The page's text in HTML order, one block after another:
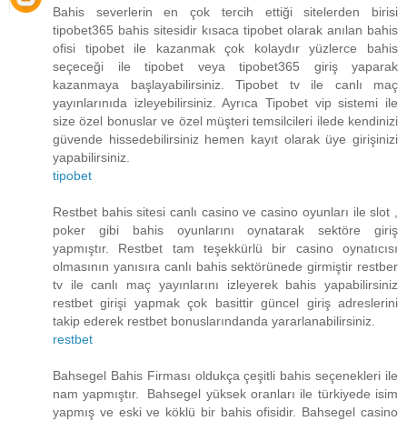
Bahis severlerin en çok tercih ettiği sitelerden birisi
tipobet365 bahis sitesidir kısaca tipobet olarak anılan bahis
ofisi tipobet ile kazanmak çok kolaydır yüzlerce bahis
seçeceği ile tipobet veya tipobet365 giriş yaparak
kazanmaya başlayabilirsiniz. Tipobet tv ile canlı maç
yayınlarınıda izleyebilirsiniz. Ayrıca Tipobet vip sistemi ile
size özel bonuslar ve özel müşteri temsilcileri ilede kendinizi
güvende hissedebilirsiniz hemen kayıt olarak üye girişinizi
yapabilirsiniz.
tipobet
Restbet bahis sitesi canlı casino ve casino oyunları ile slot ,
poker gibi bahis oyunlarını oynatarak sektöre giriş
yapmıştır. Restbet tam teşekkürlü bir casino oynatıcısı
olmasının yanısıra canlı bahis sektörünede girmiştir restber
tv ile canlı maç yayınlarını izleyerek bahis yapabilirsiniz
restbet girişi yapmak çok basittir güncel giriş adreslerini
takip ederek restbet bonuslarındanda yararlanabilirsiniz.
restbet
Bahsegel Bahis Firması oldukça çeşitli bahis seçenekleri ile
nam yapmıştır. Bahsegel yüksek oranları ile türkiyede isim
yapmış ve eski ve köklü bir bahis ofisidir. Bahsegel casino